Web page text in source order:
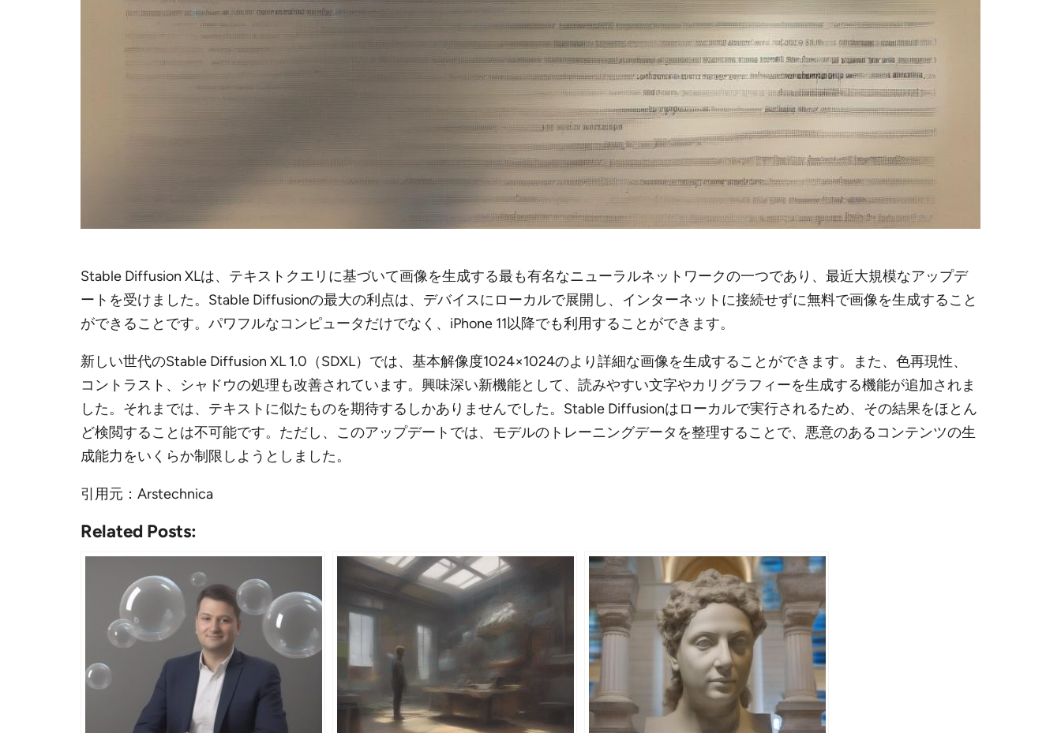
Stable Diffusion XLは、テキストクエリに基づいて画像を生成する最も有名なニューラルネットワークの一つであり、最近大規模なアップデ
ートを受けました。Stable Diffusionの最大の利点は、デバイスにローカルで展開し、インターネットに接続せずに無料で画像を生成すること
ができることです。パワフルなコンピュータだけでなく、iPhone 11以降でも利用することができます。
新しい世代のStable Diffusion XL 1.0（SDXL）では、基本解像度1024×1024のより詳細な画像を生成することができます。また、色再現性、
コントラスト、シャドウの処理も改善されています。興味深い新機能として、読みやすい文字やカリグラフィーを生成する機能が追加されま
した。それまでは、テキストに似たものを期待するしかありませんでした。Stable Diffusionはローカルで実行されるため、その結果をほとん
ど検閲することは不可能です。ただし、このアップデートでは、モデルのトレーニングデータを整理することで、悪意のあるコンテンツの生
成能力をいくらか制限しようとしました。
引用元：Arstechnica
Related Posts: